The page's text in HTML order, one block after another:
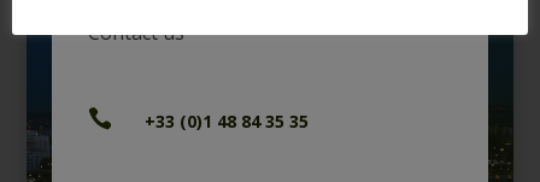
Contact us
 +33 (0)1 48 84 35 35